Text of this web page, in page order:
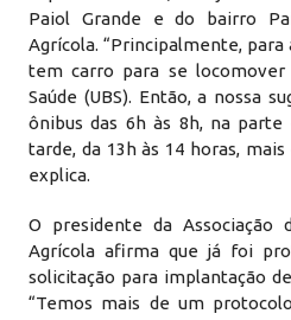
Paiol Grande e do bairro
Agrícola. “Principalmente, para
tem carro para se locomover
Saúde (UBS). Então, a nossa
ônibus das 6h às 8h, na
tarde, da 13h às 14 horas,
explica.
O presidente da Associação
Agrícola afirma que já foi
solicitação para implantação
“Temos mais de um